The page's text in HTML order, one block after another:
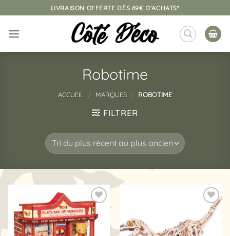
au
contenu
LIVRAISON OFFERTE DÈS 69€ D'ACHATS*
Robotime
ACCUEIL / MARQUES / ROBOTIME
FILTRER
Ajouter
à la
liste
d’envies
Ajouter
à la
liste
d’envies